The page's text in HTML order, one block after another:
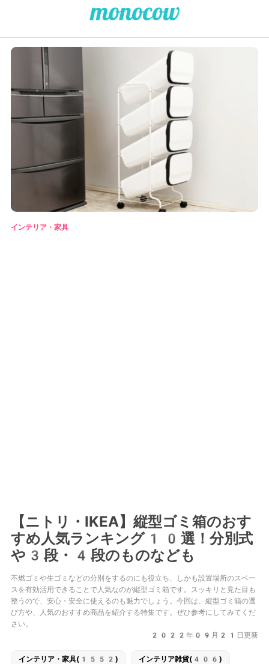
インテリア・家具
【ニトリ・IKEA】縦型ゴミ箱のおす
すめ人気ランキング10選！分別式
や3段・4段のものなども
不燃ゴミや生ゴミなどの分別をするのにも役立ち、しかも設置場所のスペー
スを有効活用できることで人気なのが縦型ゴミ箱です。スッキリと見た目も
整うので、安心・安全に使えるのも魅力でしょう。今回は、縦型ゴミ箱の選
び方や、人気のおすすめ商品を紹介する特集です。ぜひ参考にしてみてくだ
さい。
2022年09月21日更新
インテリア・家具(1552) インテリア雑貨(406)